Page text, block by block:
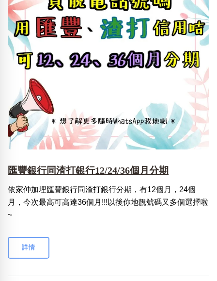
匯豐銀行同渣打銀行12/24/36個月分期
依家仲加埋匯豐銀行同渣打銀行分期，有12個月，24個
月，今次最高可高達36個月!!!以後你地靚號碼又多個選擇啦
~
詳情